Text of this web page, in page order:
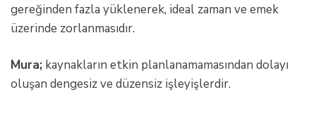
gereğinden fazla yüklenerek, ideal zaman ve emek
üzerinde zorlanmasıdır.
Mura; kaynakların etkin planlanamamasından dolayı
oluşan dengesiz ve düzensiz işleyişlerdir.